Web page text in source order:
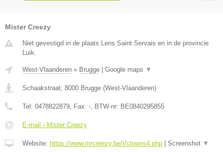
Mister Creezy
Niet gevestigd in de plaats Lens Saint Servais en in de provincie
Luik.
West-Vlaanderen » Brugge Google maps ▼
Schaakstraat, 8000 Brugge (West-Vlaanderen)
Tel: 0478822879, Fax: -, BTW-nr: BE0840295855
E-mail › Mister Creezy
Website: https://www.mrcreezy.be/r/clowns4.php Screenshot ▼